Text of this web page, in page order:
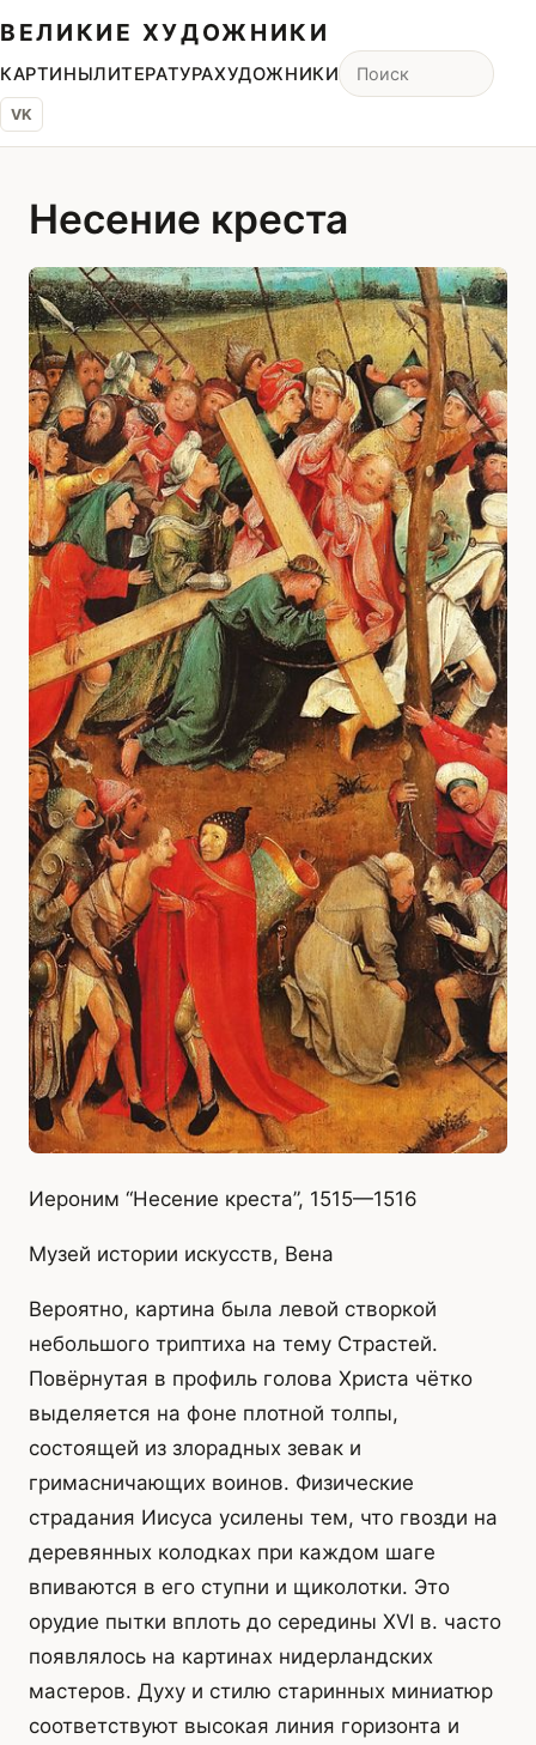
ВЕЛИКИЕ ХУДОЖНИКИ
КАРТИНЫЛИТЕРАТУРАХУДОЖНИКИ
VK
Несение креста
Иероним “Несение креста”, 1515—1516
Музей истории искусств, Вена
Вероятно, картина была левой створкой
небольшого триптиха на тему Страстей.
Повёрнутая в профиль голова Христа чётко
выделяется на фоне плотной толпы,
состоящей из злорадных зевак и
гримасничающих воинов. Физические
страдания Иисуса усилены тем, что гвозди на
деревянных колодках при каждом шаге
впиваются в его ступни и щиколотки. Это
орудие пытки вплоть до середины XVI в. часто
появлялось на картинах нидерландских
мастеров. Духу и стилю старинных миниатюр
соответствуют высокая линия горизонта и